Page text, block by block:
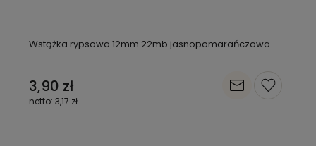
Wstążka rypsowa 12mm 22mb jasnopomarańczowa
3,90 zł
3,17 zł